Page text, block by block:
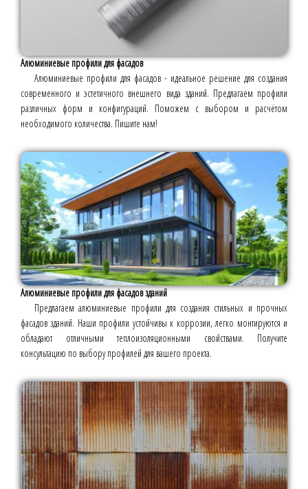
Алюминиевые профили для фасадов
Алюминиевые профили для фасадов - идеальное решение для создания
современного и эстетичного внешнего вида зданий. Предлагаем профили
различных форм и конфигураций. Поможем с выбором и расчётом
необходимого количества. Пишите нам!
Алюминиевые профили для фасадов зданий
Предлагаем алюминиевые профили для создания стильных и прочных
фасадов зданий. Наши профили устойчивы к коррозии, легко монтируются и
обладают отличными теплоизоляционными свойствами. Получите
консультацию по выбору профилей для вашего проекта.